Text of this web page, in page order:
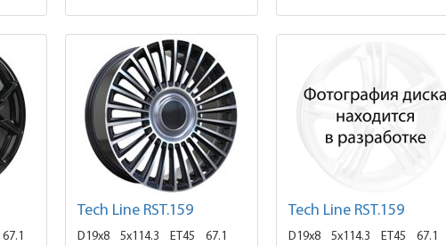
67.1
Tech Line RST.159
D19x8 5x114.3 ET45
67.1
Tech Line RST.159
D19x8 5x114.3 ET45
67.1